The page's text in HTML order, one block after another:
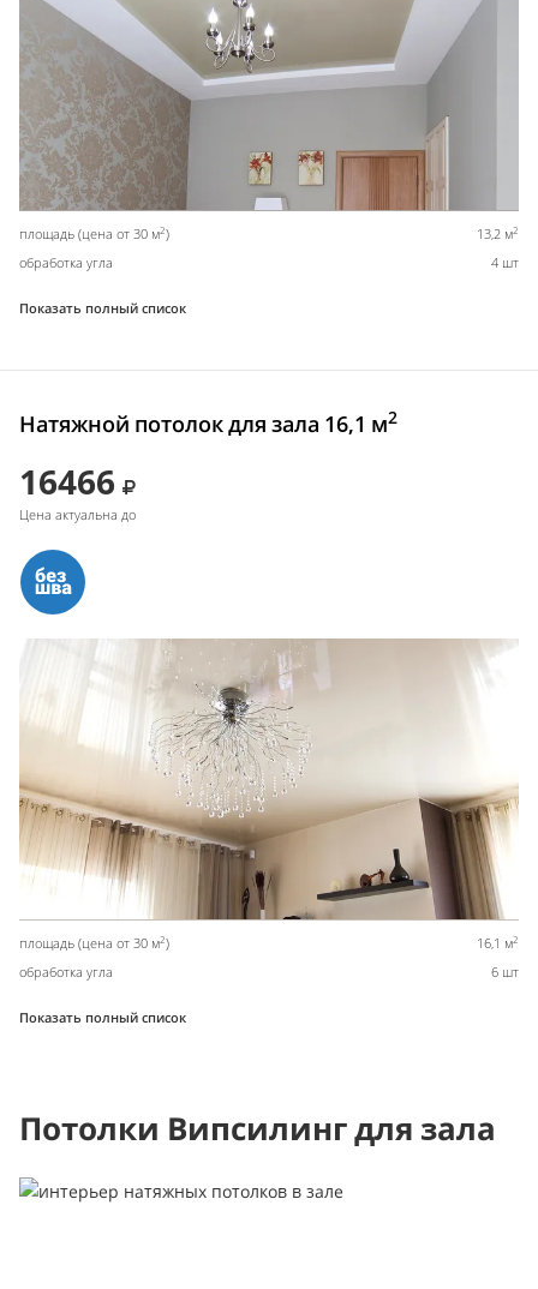
площадь (цена от 30 м2) 13,2 м2
обработка угла 4 шт
Показать полный список
Натяжной потолок для зала 16,1 м2
16466
Цена актуальна до
площадь (цена от 30 м2) 16,1 м2
обработка угла 6 шт
Показать полный список
Потолки Випсилинг для зала